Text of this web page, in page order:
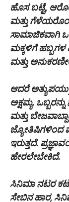
ಹೊಸ ಬಟ್ಟೆ,
ಮತ್ತು
ಸಾಮಾಜಿಕವಾಗಿ
ಮಕ್ಕಳಿಗೆ
ಮತ್ತು
ಆದರೆ
ಅಕ್ಷಮ್ಯ.
ಮತ್ತು
ಜ್ಯೋತಿಷಿಗಳಿಂದ
ಇರುತ್ತದೆ.
ಹೇರಲೇಬೇಕಿದೆ.
ಸಿನಿಮಾ ನಟರ
ಸೇಬಿನ ಹಾರ,